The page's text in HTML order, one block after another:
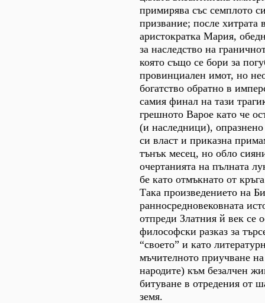
примирява със семплото
призвание; после хитрата
аристократка Мария,
за наследство на
която също се бори за
провинциален имот, но
богатство обратно в
самия финал на тази
грешното Варое като че
(и наследници),
си власт и приказна
тънък месец, но обло
очертанията на пълната
бе като отмъкнато от
Така произведението на
ранносредновековната
отпреди Златния й век се
философски разказ за
“своето” и като
мъчителното приучване
народите) към безалчен
битуване в отредения от
земя.